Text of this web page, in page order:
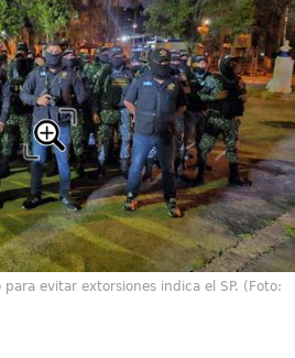
para evitar extorsiones indica el SP. (Foto: